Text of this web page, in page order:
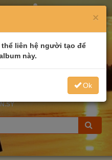
N.SỸ
×
liên hệ người tạo để
này.
Ok